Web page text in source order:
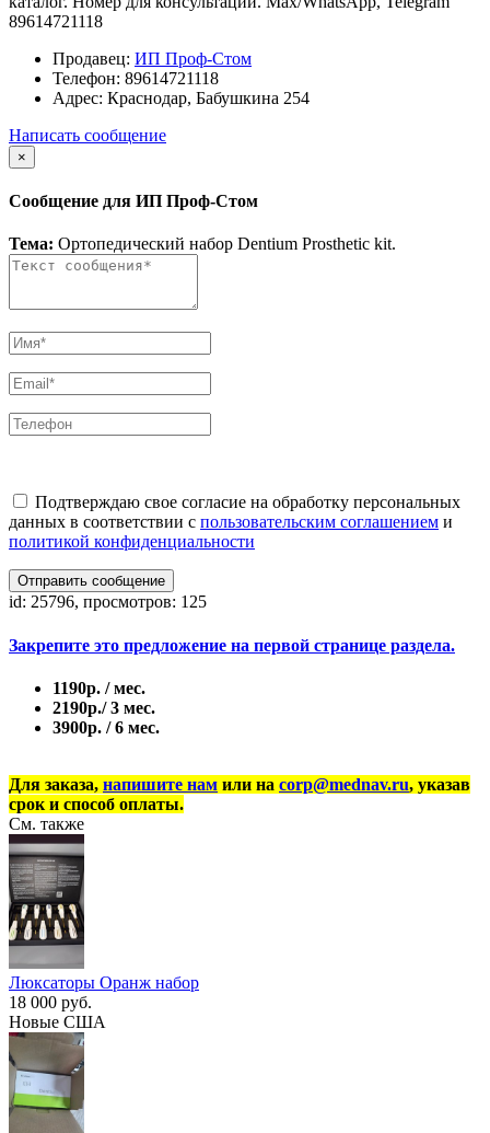
89614721118
Продавец: ИП Проф-Стом
Телефон: 89614721118
Адрес: Краснодар, Бабушкина 254
Написать сообщение
×
Сообщение для ИП Проф-Стом
Тема: Ортопедический набор Dentium Prosthetic kit.
Подтверждаю свое согласие на обработку персональных
данных в соответствии с пользовательским соглашением и
политикой конфиденциальности
Отправить сообщение
id: 25796, просмотров: 125
Закрепите это предложение на первой странице раздела.
1190р. / мес.
2190р./ 3 мес.
3900р. / 6 мес.
Для заказа, напишите нам или на corp@mednav.ru, указав
срок и способ оплаты.
См. также
Люксаторы Оранж набор
18 000 руб.
Новые США